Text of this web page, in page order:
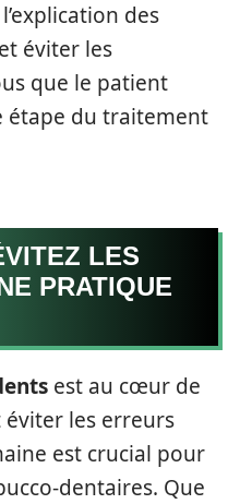
des
éviter les
que le patient
étape du traitement
LES
PRATIQUE
est au cœur de
les erreurs
est crucial pour
dentaires. Que